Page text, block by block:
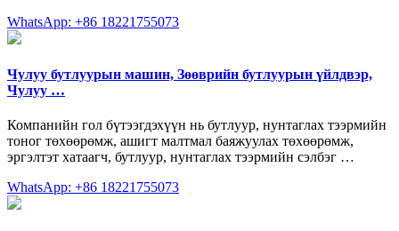
WhatsApp: +86 18221755073
Чулуу бутлуурын машин, Зөөврийн бутлуурын үйлдвэр,
Чулуу …
Компанийн гол бүтээгдэхүүн нь бутлуур, нунтаглах тээрмийн
тоног төхөөрөмж, ашигт малтмал баяжуулах төхөөрөмж,
эргэлтэт хатаагч, бутлуур, нунтаглах тээрмийн сэлбэг …
WhatsApp: +86 18221755073